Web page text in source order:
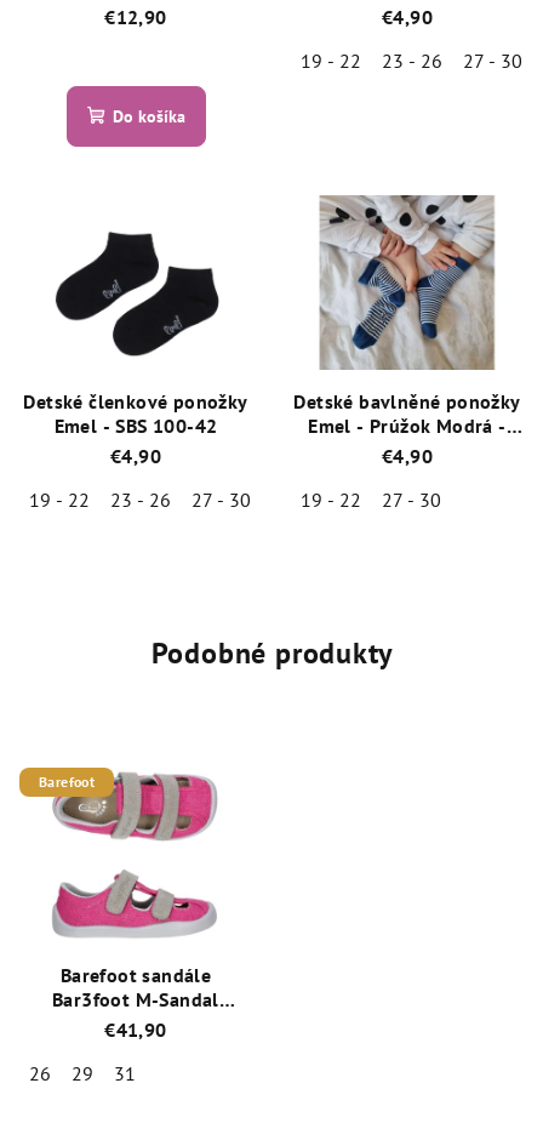
€12,90
hodnotenie
produktu
hviezdičiek.
Do košíka
€4,90
19 - 22
23 - 26
27 - 30
5,0
z
5
hviezdičiek.
Detské členkové ponožky
Emel - SBS 100-42
€4,90
19 - 22
23 - 26
27 - 30
5,0
Detské bavlněné ponožky
Emel - Prúžok Modrá -
100-61
€4,90
19 - 22
27 - 30
Podobné produkty
Barefoot
Barefoot sandále
Bar3foot M-Sandal
3BS25/LN23
€41,90
26
29
31